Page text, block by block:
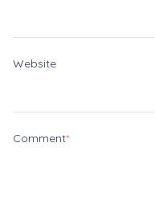
Website
Comment*